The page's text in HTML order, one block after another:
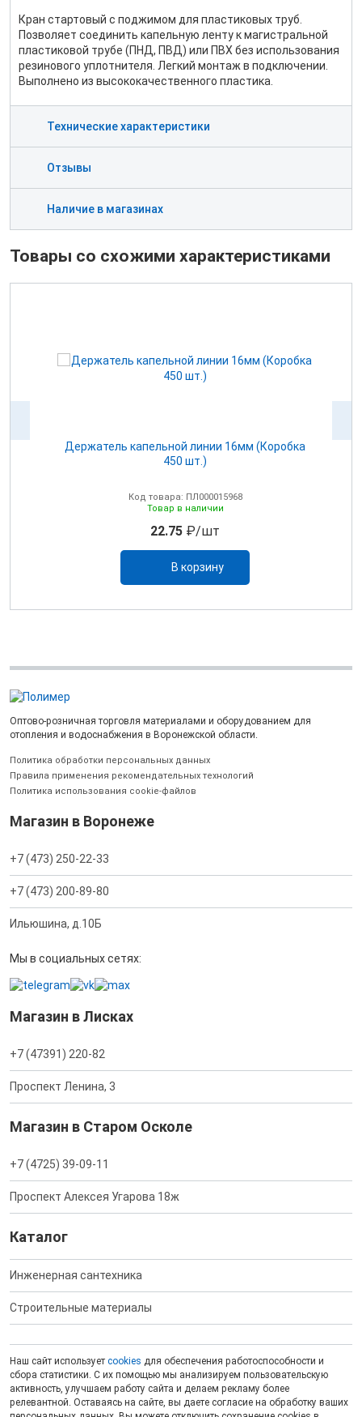
Кран стартовый c поджимом для пластиковых труб.
Позволяет соединить капельную ленту к магистральной
пластиковой трубе (ПНД, ПВД) или ПВХ без использования
резинового уплотнителя. Легкий монтаж в подключении.
Выполнено из высококачественного пластика.
Технические характеристики
Отзывы
Наличие в магазинах
Товары со схожими характеристиками
Держатель капельной линии 16мм (Коробка
450 шт.)
Код товара: ПЛ000015968
Товар в наличии
22.75 ₽/шт
В корзину
Оптово-розничная торговля материалами и оборудованием для
отопления и водоснабжения в Воронежской области.
Политика обработки персональных данных
Правила применения рекомендательных технологий
Политика использования cookie-файлов
Магазин в Воронеже
+7 (473) 250-22-33
+7 (473) 200-89-80
Ильюшина, д.10Б
Мы в социальных сетях:
Магазин в Лисках
+7 (47391) 220-82
Проспект Ленина, 3
Магазин в Старом Осколе
+7 (4725) 39-09-11
Проспект Алексея Угарова 18ж
Каталог
Инженерная сантехника
Строительные материалы
Наш сайт использует cookies для обеспечения работоспособности и
сбора статистики. С их помощью мы анализируем пользовательскую
активность, улучшаем работу сайта и делаем рекламу более
релевантной. Оставаясь на сайте, вы даете согласие на обработку ваших